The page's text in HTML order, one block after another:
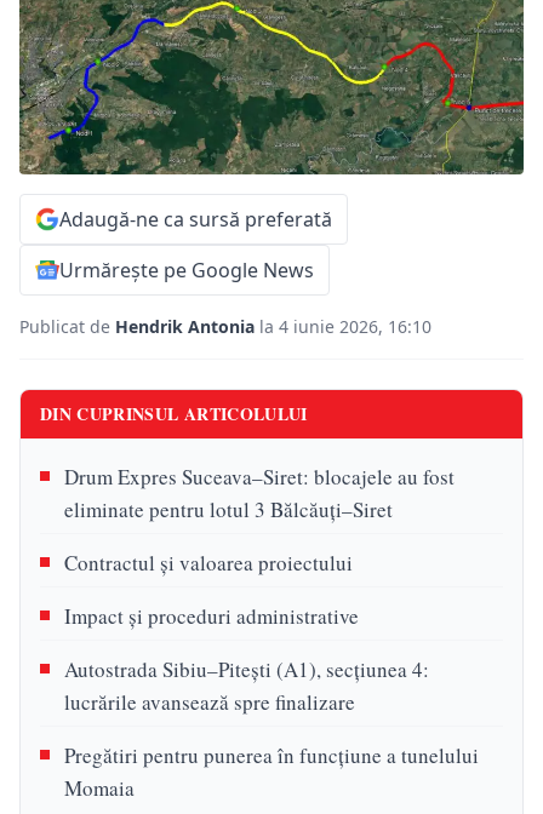
Adaugă-ne ca sursă preferată
Urmărește pe Google News
Publicat de Hendrik Antonia la 4 iunie 2026, 16:10
DIN CUPRINSUL ARTICOLULUI
Drum Expres Suceava–Siret: blocajele au fost
eliminate pentru lotul 3 Bălcăuți–Siret
Contractul și valoarea proiectului
Impact și proceduri administrative
Autostrada Sibiu–Pitești (A1), secțiunea 4:
lucrările avansează spre finalizare
Pregătiri pentru punerea în funcțiune a tunelului
Momaia